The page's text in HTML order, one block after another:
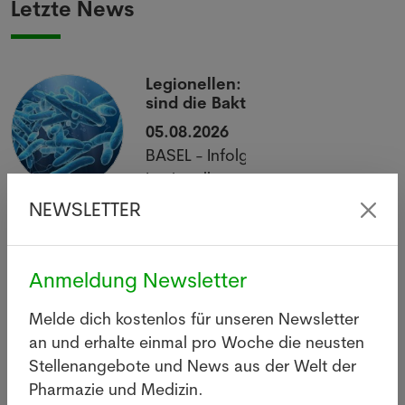
Letzte News
Legionellen: Wie gefährlich
sind die Bakterien wirklich?
05.08.2026
BASEL - Infolge eines
Legionellenausbruchs im Raum
Basel sind innert zwei Wochen 26
verstarb.
Mehr
NEWSLETTER
Anmeldung Newsletter
Melde dich kostenlos für unseren Newsletter
an und erhalte einmal pro Woche die neusten
Stellenangebote und News aus der Welt der
Pharmazie und Medizin.